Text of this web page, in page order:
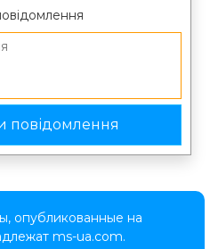
опубликованные на
ms-ua.com.